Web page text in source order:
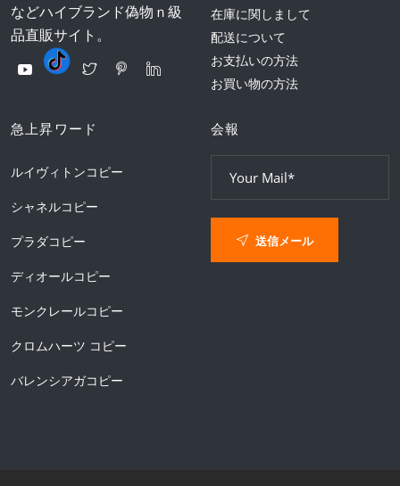
などハイブランド偽物ｎ級
品直販サイト。
在庫に関しまして
配送について
お支払いの方法
お買い物の方法
急上昇ワード
ルイヴィトンコピー
シャネルコピー
プラダコピー
ディオールコピー
モンクレールコピー
クロムハーツ コピー
バレンシアガコピー
会報
送信メール